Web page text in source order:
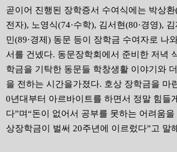
곧이어 진행된 장학증서 수여식에는 박상환
전자), 노영식(74·수학), 김서현(80·경영),
민(89·경제) 동문 등이 장학금 수여자로 나
서를 건넸다. 동문장학회에서 준비한 저녁
학금을 기탁한 동문들 학창생활 이야기와
을 전하는 시간을가졌다. 호상 장학금을 마
0년대부터 아르바이트를 하면서 정말 힘들
다”며“돈이 없어서 공부를 못하는 어려움
상장학금이 벌써 20주년에 이르렀다”고 말